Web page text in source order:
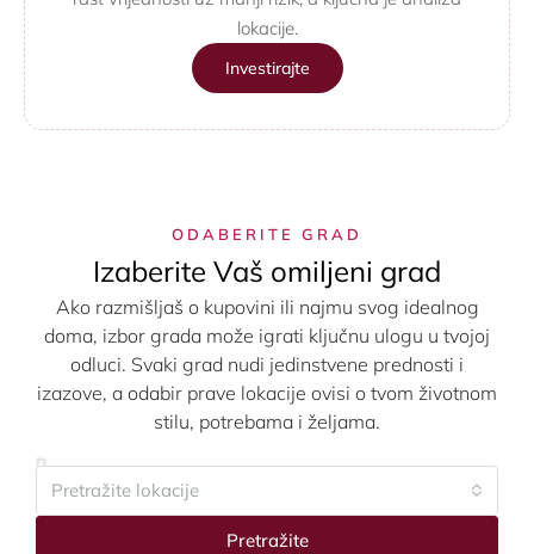
lokacije.
Investirajte
ODABERITE GRAD
Izaberite Vaš omiljeni grad
Ako razmišljaš o kupovini ili najmu svog idealnog
doma, izbor grada može igrati ključnu ulogu u tvojoj
odluci. Svaki grad nudi jedinstvene prednosti i
izazove, a odabir prave lokacije ovisi o tvom životnom
stilu, potrebama i željama.
Pretražite lokacije
Pretražite